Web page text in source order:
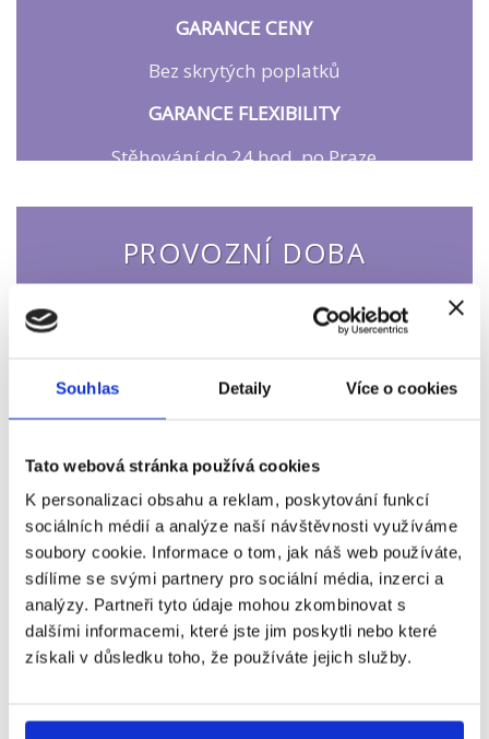
Souhlas Detaily Více o cookies
Tato webová stránka používá cookies
K personalizaci obsahu a reklam, poskytování funkcí
sociálních médií a analýze naší návštěvnosti využíváme
soubory cookie. Informace o tom, jak náš web používáte,
sdílíme se svými partnery pro sociální média, inzerci a
analýzy. Partneři tyto údaje mohou zkombinovat s
dalšími informacemi, které jste jim poskytli nebo které
získali v důsledku toho, že používáte jejich služby.
GARANCE CENY
Bez skrytých poplatků
GARANCE FLEXIBILITY
Stěhování do 24 hod. po Praze
PROVOZNÍ DOBA
Pondělí – Pátek
8:00 – 00:00
Svátky
8:00 – 00:00
Jsme profesionální stěhovací firma. Co to přesně
znamená? Že víme, jak celou akci naplánovat a provést
tak, aby vás to stálo minimum nervů a námahy.
Nevrháme se ale do ničeho po hlavě. Nejdříve si náš
zkušený technik z Stěhujeme Praha 1 přijde
prohlédnout o jaký prostor a objem věcí se jedná. Podle
toho pečlivě připraví plán stěhování po Praze 1 a
pojistka, kdyby přeci jen něco. Následně se s vámi